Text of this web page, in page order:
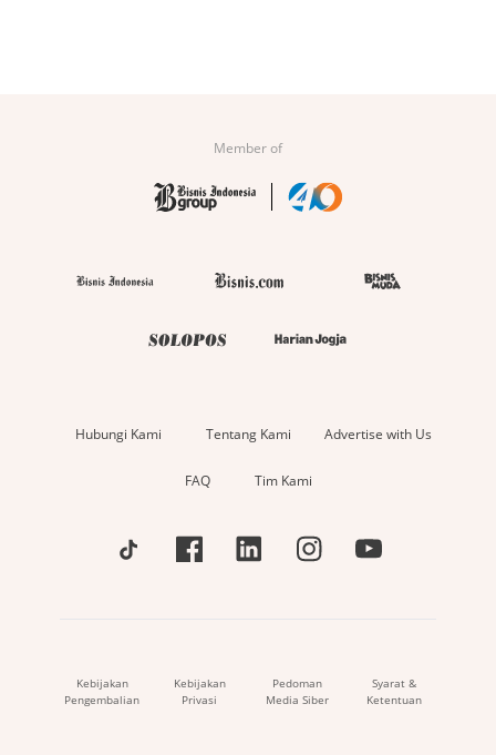
Member of
Hubungi Kami Tentang Kami Advertise with Us
FAQ Tim Kami
Kebijakan
Pengembalian
Kebijakan
Privasi
Pedoman
Media Siber
Syarat &
Ketentuan